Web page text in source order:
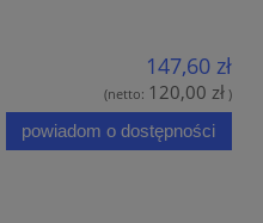
147,60 zł
(netto: 120,00 zł )
powiadom o dostępności